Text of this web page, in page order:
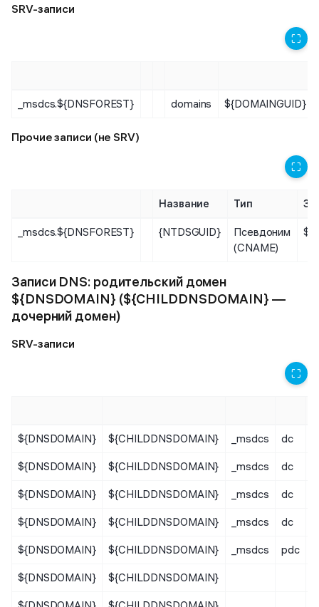
SRV-записи
⛶
_msdcs.${DNSFOREST} domains ${DOMAINGUID}
Прочие записи (не SRV)
⛶
Название Тип
_msdcs.${DNSFOREST} {NTDSGUID}
Псевдоним
(CNAME)
Записи DNS: родительский домен
${DNSDOMAIN} (${CHILDDNSDOMAIN} —
дочерний домен)
SRV-записи
⛶
${DNSDOMAIN} ${CHILDDNSDOMAIN} _msdcs dc
${DNSDOMAIN} ${CHILDDNSDOMAIN} _msdcs dc
${DNSDOMAIN} ${CHILDDNSDOMAIN} _msdcs dc
${DNSDOMAIN} ${CHILDDNSDOMAIN} _msdcs dc
${DNSDOMAIN} ${CHILDDNSDOMAIN} _msdcs pdc
${DNSDOMAIN} ${CHILDDNSDOMAIN}